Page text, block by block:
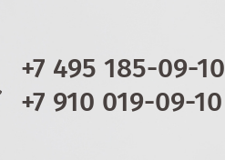
+7 495 185-09-10
+7 910 019-09-10